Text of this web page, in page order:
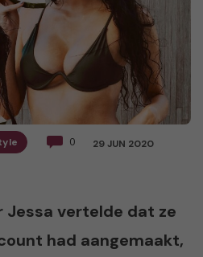
0 29 JUN 2020
Jessa vertelde dat ze
had aangemaakt,